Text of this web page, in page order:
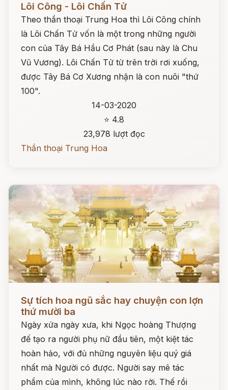
Lôi Công - Lôi Chấn Tử
Theo thần thoại Trung Hoa thì Lôi Công chính
là Lôi Chấn Tử vốn là một trong những người
con của Tây Bá Hầu Cơ Phát (sau này là Chu
Vũ Vương). Lôi Chấn Tử từ trên trời rơi xuống,
được Tây Bá Cơ Xương nhận là con nuôi "thứ
100".
14-03-2020
⭐ 4.8
23,978 lượt đọc
Thần thoại Trung Hoa
Sự tích hoa ngũ sắc hay chuyện con lợn
thứ mười ba
Ngày xửa ngày xưa, khi Ngọc hoàng Thượng
đế tạo ra người phụ nữ đầu tiên, một kiệt tác
hoàn hảo, với đủ những nguyên liệu quý giá
nhất mà Người có được. Người say mê tác
phẩm của mình, không lúc nào rời. Thế rồi